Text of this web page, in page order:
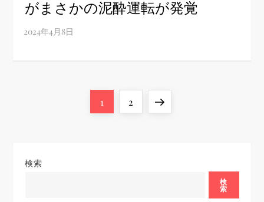
がまさかの泥酔運転が発覚
の
Page
1 Page
2
Next
検索
検
索